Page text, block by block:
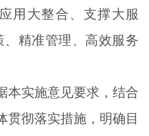
用大整合、支撑大服
精准管理、高效服务
本实施意见要求，结合
贯彻落实措施，明确目